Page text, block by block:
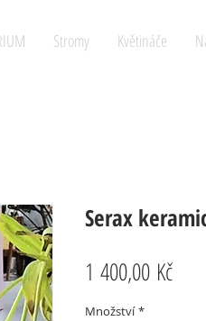
Stromy Květináče
Serax
1 400,00 KčCena
Množství *